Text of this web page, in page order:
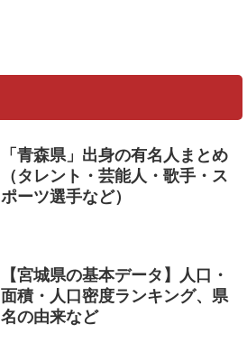
「青森県」出身の有名人まとめ
（タレント・芸能人・歌手・ス
ポーツ選手など）
【宮城県の基本データ】人口・
面積・人口密度ランキング、県
名の由来など